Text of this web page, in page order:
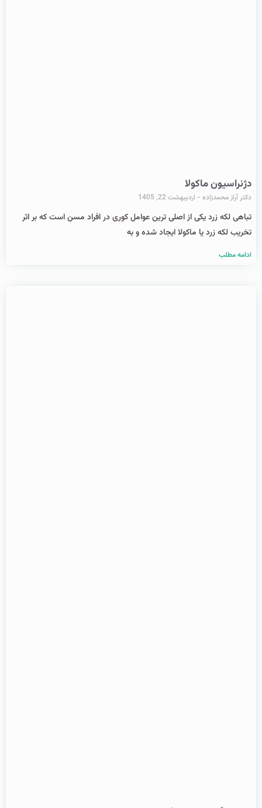
دژنراسیون ماکولا
دکتر آراز محمدزاده اردیبهشت 22, 1405
تباهی لکه زرد یکی از اصلی ترین عوامل کوری در افراد مسن است که بر اثر
تخریب لکه زرد یا ماکولا ایجاد شده و به
ادامه مطلب